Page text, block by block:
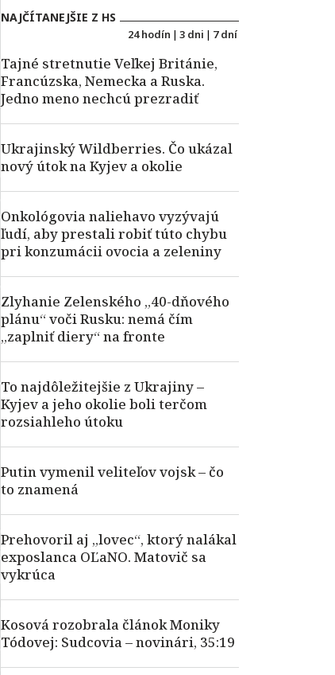
NAJČÍTANEJŠIE Z HS
24 hodín | 3 dni | 7 dní
Tajné stretnutie Veľkej Británie,
Francúzska, Nemecka a Ruska.
Jedno meno nechcú prezradiť
Ukrajinský Wildberries. Čo ukázal
nový útok na Kyjev a okolie
Onkológovia naliehavo vyzývajú
ľudí, aby prestali robiť túto chybu
pri konzumácii ovocia a zeleniny
Zlyhanie Zelenského „40-dňového
plánu“ voči Rusku: nemá čím
„zaplniť diery“ na fronte
To najdôležitejšie z Ukrajiny –
Kyjev a jeho okolie boli terčom
rozsiahleho útoku
Putin vymenil veliteľov vojsk – čo
to znamená
Prehovoril aj „lovec“, ktorý nalákal
exposlanca OĽaNO. Matovič sa
vykrúca
Kosová rozobrala článok Moniky
Tódovej: Sudcovia – novinári, 35:19